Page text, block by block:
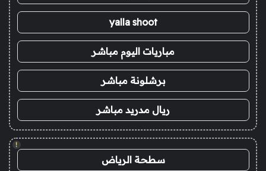
yalla shoot
مباريات اليوم مباشر
برشلونة مباشر
ريال مدريد مباشر
!
سطحة الرياض